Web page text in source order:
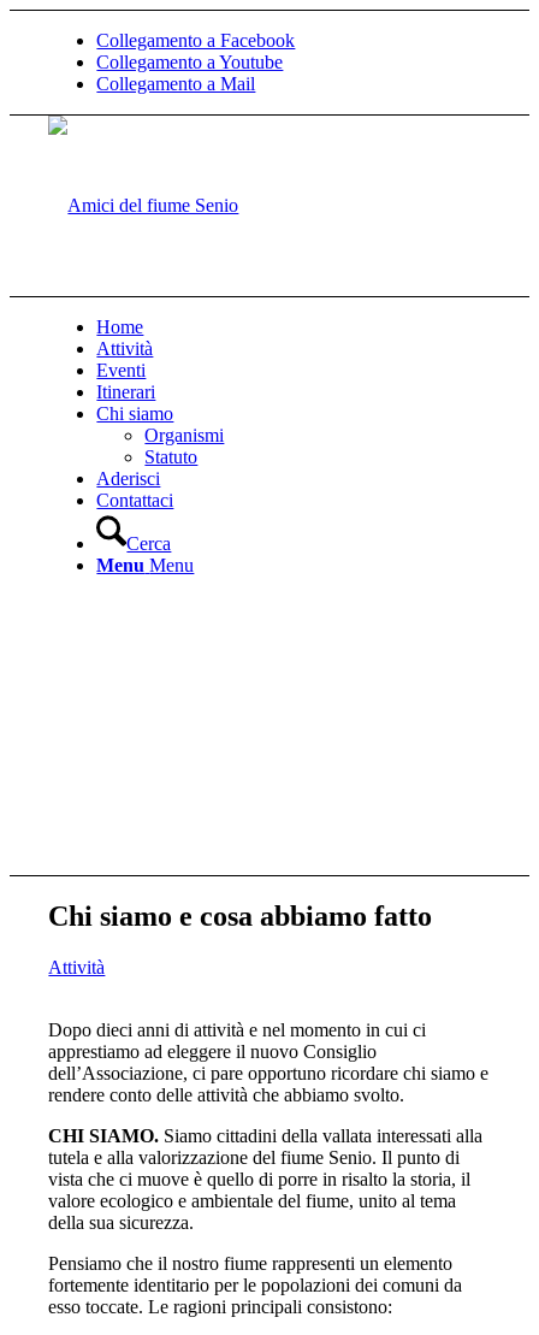
Collegamento a Facebook
Collegamento a Youtube
Collegamento a Mail
Home
Attività
Eventi
Itinerari
Chi siamo
Organismi
Statuto
Aderisci
Contattaci
Cerca
Menu Menu
Chi siamo e cosa abbiamo fatto
Attività
Dopo dieci anni di attività e nel momento in cui ci
apprestiamo ad eleggere il nuovo Consiglio
dell’Associazione, ci pare opportuno ricordare chi siamo e
rendere conto delle attività che abbiamo svolto.
CHI SIAMO. Siamo cittadini della vallata interessati alla
tutela e alla valorizzazione del fiume Senio. Il punto di
vista che ci muove è quello di porre in risalto la storia, il
valore ecologico e ambientale del fiume, unito al tema
della sua sicurezza.
Pensiamo che il nostro fiume rappresenti un elemento
fortemente identitario per le popolazioni dei comuni da
esso toccate. Le ragioni principali consistono: